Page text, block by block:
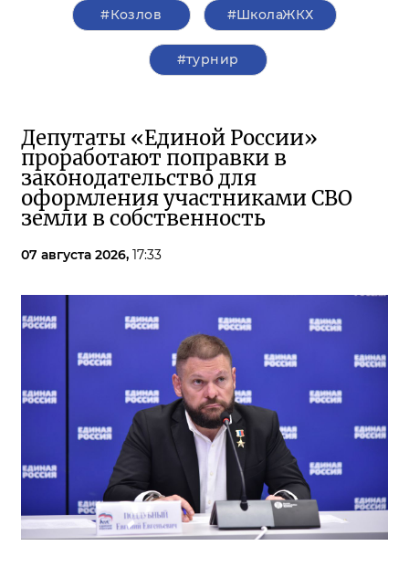
#Козлов #ШколаЖКХ
#турнир
Депутаты «Единой России»
проработают поправки в
законодательство для
оформления участниками СВО
земли в собственность
07 августа 2026, 17:33